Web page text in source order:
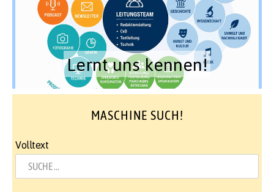
Lernt uns kennen!
MASCHINE SUCH!
Volltext